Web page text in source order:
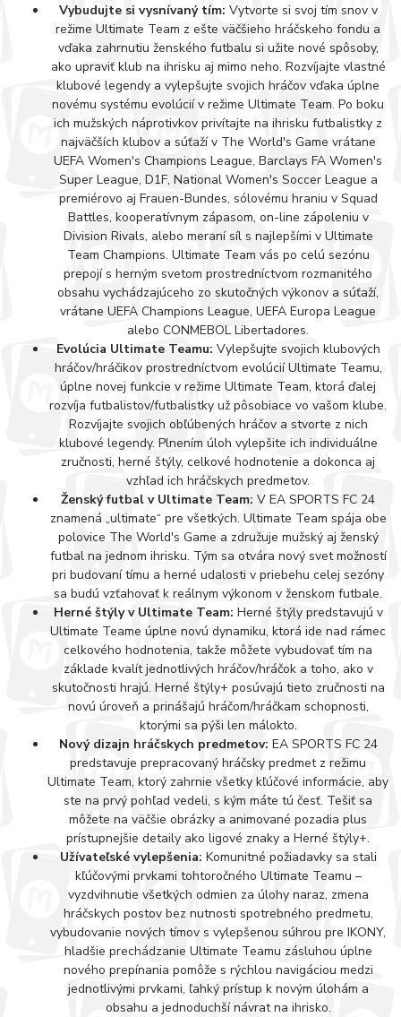
Vybudujte si vysnívaný tím: Vytvorte si svoj tím snov v
režime Ultimate Team z ešte väčšieho hráčskeho fondu a
vďaka zahrnutiu ženského futbalu si užite nové spôsoby,
ako upraviť klub na ihrisku aj mimo neho. Rozvíjajte vlastné
klubové legendy a vylepšujte svojich hráčov vďaka úplne
novému systému evolúcií v režime Ultimate Team. Po boku
ich mužských náprotivkov privítajte na ihrisku futbalistky z
najväčších klubov a súťaží v The World's Game vrátane
UEFA Women's Champions League, Barclays FA Women's
Super League, D1F, National Women's Soccer League a
premiérovo aj Frauen-Bundes, sólovému hraniu v Squad
Battles, kooperatívnym zápasom, on-line zápoleniu v
Division Rivals, alebo meraní síl s najlepšími v Ultimate
Team Champions. Ultimate Team vás po celú sezónu
prepojí s herným svetom prostredníctvom rozmanitého
obsahu vychádzajúceho zo skutočných výkonov a súťaží,
vrátane UEFA Champions League, UEFA Europa League
alebo CONMEBOL Libertadores.
Evolúcia Ultimate Teamu: Vylepšujte svojich klubových
hráčov/hráčikov prostredníctvom evolúcií Ultimate Teamu,
úplne novej funkcie v režime Ultimate Team, ktorá ďalej
rozvíja futbalistov/futbalistky už pôsobiace vo vašom klube.
Rozvíjajte svojich obľúbených hráčov a stvorte z nich
klubové legendy. Plnením úloh vylepšite ich individuálne
zručnosti, herné štýly, celkové hodnotenie a dokonca aj
vzhľad ich hráčskych predmetov.
Ženský futbal v Ultimate Team: V EA SPORTS FC 24
znamená „ultimate“ pre všetkých. Ultimate Team spája obe
polovice The World's Game a združuje mužský aj ženský
futbal na jednom ihrisku. Tým sa otvára nový svet možností
pri budovaní tímu a herné udalosti v priebehu celej sezóny
sa budú vzťahovať k reálnym výkonom v ženskom futbale.
Herné štýly v Ultimate Team: Herné štýly predstavujú v
Ultimate Teame úplne novú dynamiku, ktorá ide nad rámec
celkového hodnotenia, takže môžete vybudovať tím na
základe kvalít jednotlivých hráčov/hráčok a toho, ako v
skutočnosti hrajú. Herné štýly+ posúvajú tieto zručnosti na
novú úroveň a prinášajú hráčom/hráčkam schopnosti,
ktorými sa pýši len málokto.
Nový dizajn hráčskych predmetov: EA SPORTS FC 24
predstavuje prepracovaný hráčsky predmet z režimu
Ultimate Team, ktorý zahrnie všetky kľúčové informácie, aby
ste na prvý pohľad vedeli, s kým máte tú česť. Tešiť sa
môžete na väčšie obrázky a animované pozadia plus
prístupnejšie detaily ako ligové znaky a Herné štýly+.
Užívateľské vylepšenia: Komunitné požiadavky sa stali
kľúčovými prvkami tohtoročného Ultimate Teamu –
vyzdvihnutie všetkých odmien za úlohy naraz, zmena
hráčskych postov bez nutnosti spotrebného predmetu,
vybudovanie nových tímov s vylepšenou súhrou pre IKONY,
hladšie prechádzanie Ultimate Teamu zásluhou úplne
nového prepínania pomôže s rýchlou navigáciou medzi
jednotlivými prvkami, ľahký prístup k novým úlohám a
obsahu a jednoduchší návrat na ihrisko.